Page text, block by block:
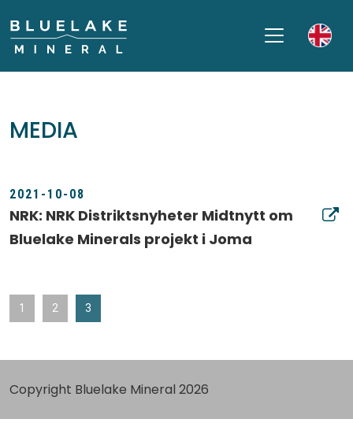
MEDIA
2021-10-08
NRK: NRK Distriktsnyheter Midtnytt om
Bluelake Minerals projekt i Joma
1 2 3
Copyright Bluelake Mineral 2026